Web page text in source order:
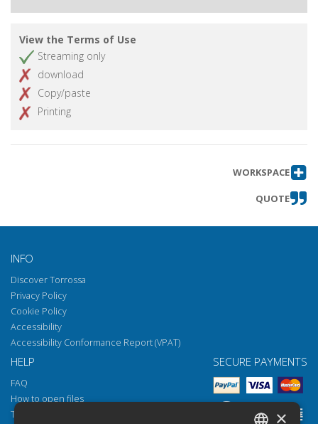
View the Terms of Use
Streaming only
download
Copy/paste
Printing
WORKSPACE
QUOTE
INFO
Discover Torrossa
Privacy Policy
Cookie Policy
Accessibility
Accessibility Conformance Report (VPAT)
HELP
FAQ
How to open files
Torrossa Reader
SECURE PAYMENTS
×